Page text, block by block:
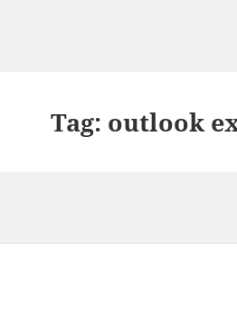
Tag: outlook